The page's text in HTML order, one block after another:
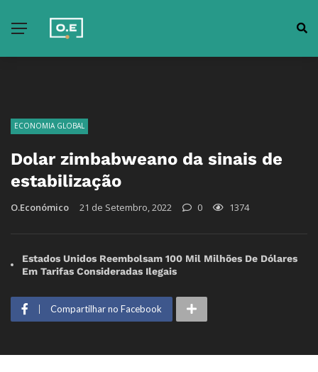
ECONOMIA GLOBAL
Dolar zimbabweano da sinais de
estabilização
O.Económico 21 de Setembro, 2022 0 1374
Estados Unidos Reembolsam 100 Mil Milhões De Dólares
Em Tarifas Consideradas Ilegais
Compartilhar no Facebook